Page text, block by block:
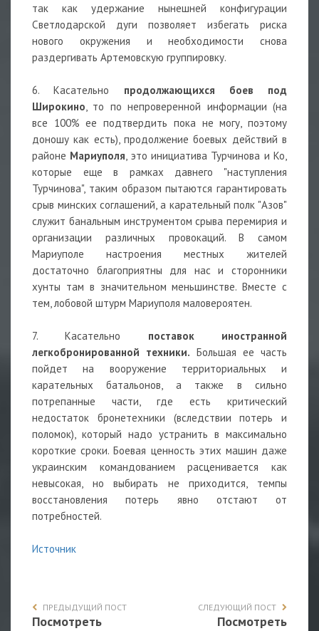
так как удержание нынешней конфигурации
Светлодарской дуги позволяет избегать риска
нового окружения и необходимости снова
раздергивать Артемовскую группировку.
6. Касательно продолжающихся боев под
Широкино, то по непроверенной информации (на
все 100% ее подтвердить пока не могу, поэтому
доношу как есть), продолжение боевых действий в
районе Мариуполя, это инициатива Турчинова и Ко,
которые еще в рамках давнего "наступления
Турчинова", таким образом пытаются гарантировать
срыв минских соглашений, а карательный полк "Азов"
служит банальным инструментом срыва перемирия и
организации различных провокаций. В самом
Мариуполе настроения местных жителей
достаточно благоприятны для нас и сторонники
хунты там в значительном меньшинстве. Вместе с
тем, лобовой штурм Мариуполя маловероятен.
7. Касательно поставок иностранной
легкобронированной техники. Большая ее часть
пойдет на вооружение территориальных и
карательных батальонов, а также в сильно
потрепанные части, где есть критический
недостаток бронетехники (вследствии потерь и
поломок), который надо устранить в максимально
короткие сроки. Боевая ценность этих машин даже
украинским командованием расценивается как
невысокая, но выбирать не приходится, темпы
восстановления потерь явно отстают от
потребностей.
Источник
ПРЕДЫДУЩИЙ ПОСТ
Посмотреть
СЛЕДУЮЩИЙ ПОСТ
Посмотреть